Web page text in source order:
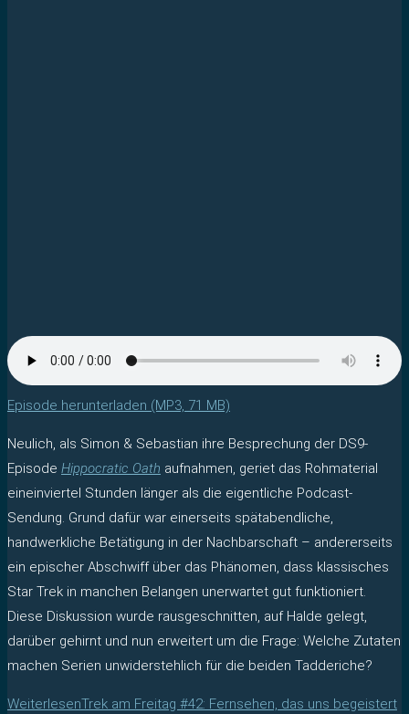
Episode herunterladen (MP3, 71 MB)
Neulich, als Simon & Sebastian ihre Besprechung der DS9-
Episode Hippocratic Oath aufnahmen, geriet das Rohmaterial
eineinviertel Stunden länger als die eigentliche Podcast-
Sendung. Grund dafür war einerseits spätabendliche,
handwerkliche Betätigung in der Nachbarschaft – andererseits
ein epischer Abschwiff über das Phänomen, dass klassisches
Star Trek in manchen Belangen unerwartet gut funktioniert.
Diese Diskussion wurde rausgeschnitten, auf Halde gelegt,
darüber gehirnt und nun erweitert um die Frage: Welche Zutaten
machen Serien unwiderstehlich für die beiden Tadderiche?
WeiterlesenTrek am Freitag #42: Fernsehen, das uns begeistert